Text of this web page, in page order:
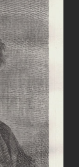
DETTAGLI